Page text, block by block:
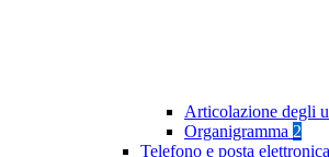
Articolazione degli
Organigramma 2
Telefono e posta elettronica